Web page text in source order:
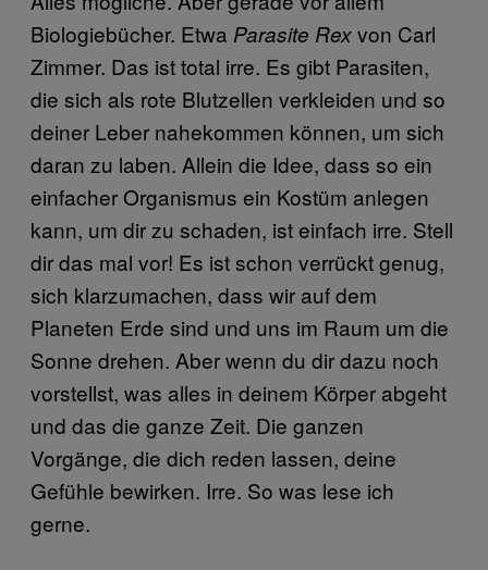
Biologiebücher. Etwa Parasite Rexvon Carl
Zimmer. Das ist total irre. Es gibt Parasiten,
die sich als rote Blutzellen verkleiden und so
deiner Leber nahekommen können, um sich
daran zu laben. Allein die Idee, dass so ein
einfacher Organismus ein Kostüm anlegen
kann, um dir zu schaden, ist einfach irre. Stell
dir das mal vor! Es ist schon verrückt genug,
sich klarzumachen, dass wir auf dem
Planeten Erde sind und uns im Raum um die
Sonne drehen. Aber wenn du dir dazu noch
vorstellst, was alles in deinem Körper abgeht
und das die ganze Zeit. Die ganzen
Vorgänge, die dich reden lassen, deine
Gefühle bewirken. Irre. So was lese ich
gerne.